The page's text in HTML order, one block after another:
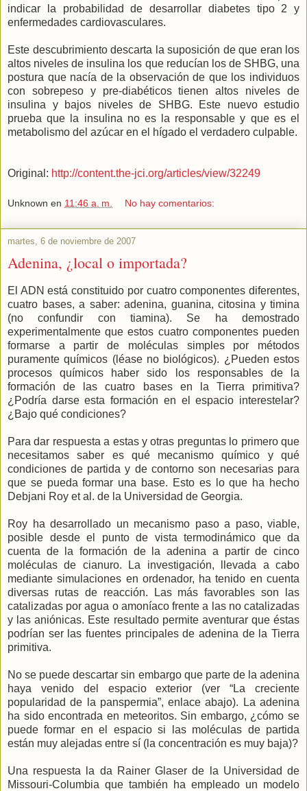
indicar la probabilidad de desarrollar diabetes tipo 2 y
enfermedades cardiovasculares.
Este descubrimiento descarta la suposición de que eran los
altos niveles de insulina los que reducían los de SHBG, una
postura que nacía de la observación de que los individuos
con sobrepeso y pre-diabéticos tienen altos niveles de
insulina y bajos niveles de SHBG. Este nuevo estudio
prueba que la insulina no es la responsable y que es el
metabolismo del azúcar en el hígado el verdadero culpable.
Original: http://content.the-jci.org/articles/view/32249
Unknown en 11:46 a. m. No hay comentarios:
martes, 6 de noviembre de 2007
Adenina, ¿local o importada?
El ADN está constituido por cuatro componentes diferentes,
cuatro bases, a saber: adenina, guanina, citosina y timina
(no confundir con tiamina). Se ha demostrado
experimentalmente que estos cuatro componentes pueden
formarse a partir de moléculas simples por métodos
puramente químicos (léase no biológicos). ¿Pueden estos
procesos químicos haber sido los responsables de la
formación de las cuatro bases en la Tierra primitiva?
¿Podría darse esta formación en el espacio interestelar?
¿Bajo qué condiciones?
Para dar respuesta a estas y otras preguntas lo primero que
necesitamos saber es qué mecanismo químico y qué
condiciones de partida y de contorno son necesarias para
que se pueda formar una base. Esto es lo que ha hecho
Debjani Roy et al. de la Universidad de Georgia.
Roy ha desarrollado un mecanismo paso a paso, viable,
posible desde el punto de vista termodinámico que da
cuenta de la formación de la adenina a partir de cinco
moléculas de cianuro. La investigación, llevada a cabo
mediante simulaciones en ordenador, ha tenido en cuenta
diversas rutas de reacción. Las más favorables son las
catalizadas por agua o amoníaco frente a las no catalizadas
y las aniónicas. Este resultado permite aventurar que éstas
podrían ser las fuentes principales de adenina de la Tierra
primitiva.
No se puede descartar sin embargo que parte de la adenina
haya venido del espacio exterior (ver “La creciente
popularidad de la panspermia”, enlace abajo). La adenina
ha sido encontrada en meteoritos. Sin embargo, ¿cómo se
puede formar en el espacio si las moléculas de partida
están muy alejadas entre sí (la concentración es muy baja)?
Una respuesta la da Rainer Glaser de la Universidad de
Missouri-Columbia que también ha empleado un modelo